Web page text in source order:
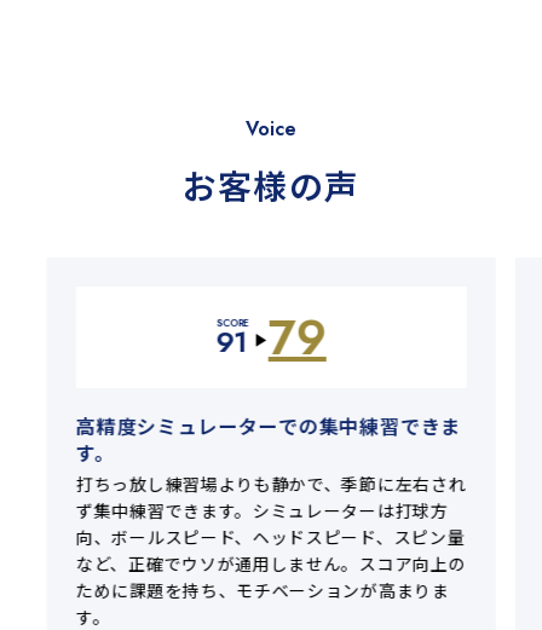
Voice
お客様の声
SCORE
91 ▶79
高精度シミュレーターでの集中練習できま
す。
打ちっ放し練習場よりも静かで、季節に左右され
ず集中練習できます。シミュレーターは打球方
向、ボールスピード、ヘッドスピード、スピン量
など、正確でウソが通用しません。スコア向上の
ために課題を持ち、モチベーションが高まりま
す。